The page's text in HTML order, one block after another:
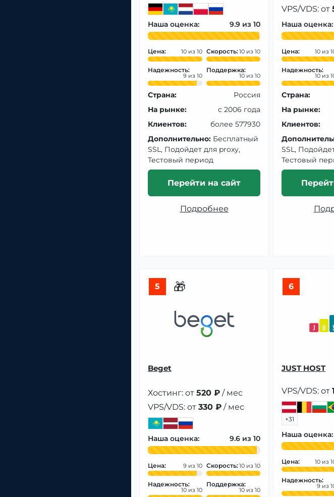
Наша оценка: 9.9
Цена: 10 Скорость:10
Надежность:
9
Поддержка:
10
Страна:
Россия
На рынке:
с 2006 года
Клиентов:
более 577930
Дополнительно: Бесплатный
SSL, Подойдет для proxy,
Тестовый период
Перейти на сайт
Подробнее
VPS/VDS: от
Наша оценка:
Цена: 10
Надежность:
10
Страна:
На рынке:
Клиентов:
SSL,
Тестовый
5 🎁
Beget
Хостинг: от 520 ₽ / мес
VPS/VDS: от 330 ₽ / мес
Наша оценка: 9.6
Цена: 9 Скорость:10
Надежность:
10
Поддержка:
10
6
JUST HOST
VPS/VDS: от
+31
Наша оценка:
Цена: 10
Надежность:
9